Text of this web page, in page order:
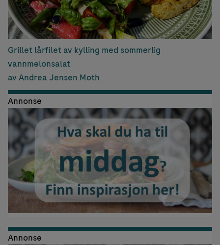
Grillet lårfilet av kylling med sommerlig
vannmelonsalat
av Andrea Jensen Moth
Annonse
Annonse